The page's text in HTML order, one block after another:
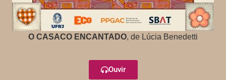
O CASACO ENCANTADO, de Lúcia Benedetti
Ouvir